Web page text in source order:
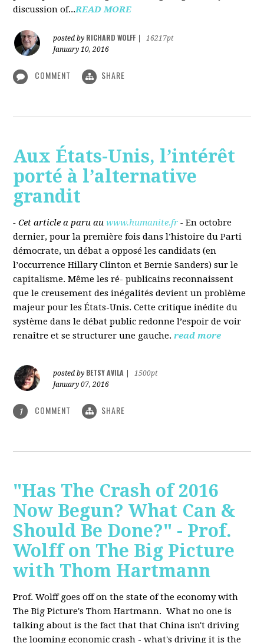
discussion of...READ MORE
posted by RICHARD WOLFF
16217pt
January 10, 2016
COMMENT SHARE
Aux États-Unis, l’intérêt
porté à l’alternative
grandit
- Cet article a paru au www.humanite.fr - En octobre
dernier, pour la première fois dans l’histoire du Parti
démocrate, un débat a opposé les candidats (en
l’occurrence Hillary Clinton et Bernie Sanders) sur le
capitalisme. Même les ré- publicains reconnaissent
que le creusement des inégalités devient un problème
majeur pour les États-Unis. Cette critique inédite du
système dans le débat public redonne l’espoir de voir
renaître et se structurer une gauche. read more
posted by BETSY AVILA
1500pt
January 07, 2016
1 COMMENT SHARE
"Has The Crash of 2016
Now Begun? What Can &
Should Be Done?" - Prof.
Wolff on The Big Picture
with Thom Hartmann
Prof. Wolff goes off on the state of the economy with
The Big Picture's Thom Hartmann. What no one is
talking about is the fact that that China isn't driving
the looming economic crash - what's driving it is the